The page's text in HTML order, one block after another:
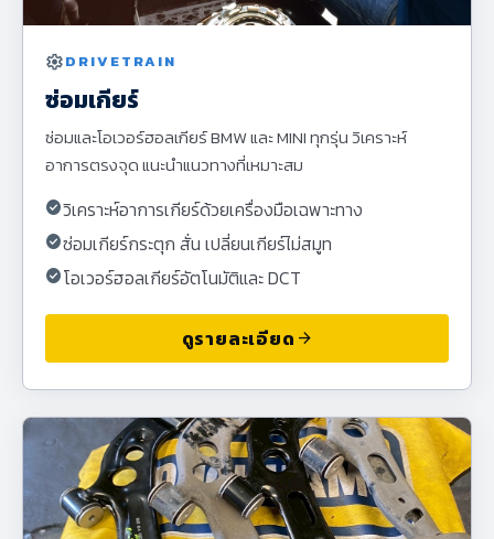
settingsDRIVETRAIN
ซ่อมเกียร์
ซ่อมและโอเวอร์ฮอลเกียร์ BMW และ MINI ทุกรุ่น วิเคราะห์
อาการตรงจุด แนะนำแนวทางที่เหมาะสม
check_circleวิเคราะห์อาการเกียร์ด้วยเครื่องมือเฉพาะทาง
check_circleซ่อมเกียร์กระตุก สั่น เปลี่ยนเกียร์ไม่สมูท
check_circleโอเวอร์ฮอลเกียร์อัตโนมัติและ DCT
ดูรายละเอียด arrow_forward